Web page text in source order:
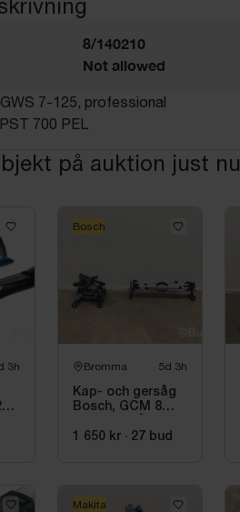
8/140210
Not allowed
7-125, professional
700 PEL
på auktion just nu
3h Bromma 5d 3h
Kap- och gersåg
Bosch, GCM 8
Bosch, GTA 2500
1 650 kr · 27 bud
Bosch
Makita